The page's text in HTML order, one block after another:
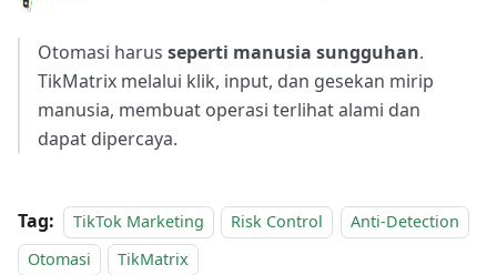
Otomasi harus seperti manusia sungguhan.
TikMatrix melalui klik, input, dan gesekan mirip
manusia, membuat operasi terlihat alami dan
dapat dipercaya.
Tag: TikTok Marketing Risk Control
Anti-Detection
Otomasi
TikMatrix